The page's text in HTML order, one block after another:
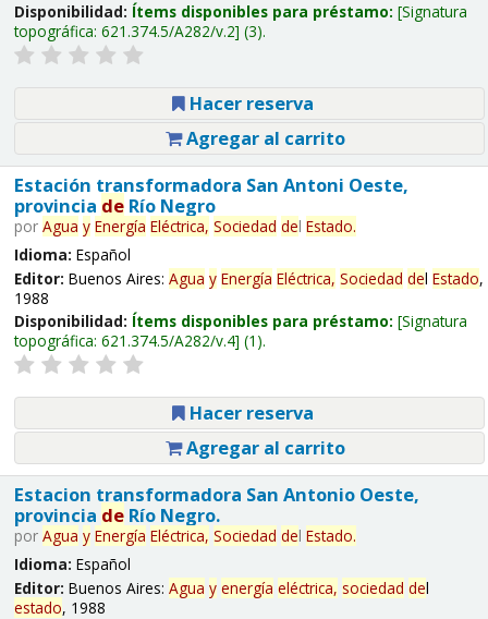
Disponibilidad: Ítems disponibles para préstamo: Signatura
topográfica: 621.374.5/A282/v.2 (3).
Hacer reserva
Agregar al carrito
Estación transformadora San Antoni Oeste,
provincia deRío Negro
por Agua y Energía Eléctrica, Sociedad del Estado.
Idioma: Español
Editor: Buenos Aires: Agua y Energía Eléctrica, Sociedad del Estado,
1988
Disponibilidad: Ítems disponibles para préstamo: Signatura
topográfica: 621.374.5/A282/v.4 (1).
Hacer reserva
Agregar al carrito
Estacion transformadora San Antonio Oeste,
provincia deRío Negro.
por Agua y Energía Eléctrica, Sociedad del Estado.
Idioma: Español
Editor: Buenos Aires: Agua y energía eléctrica, sociedad del
estado, 1988